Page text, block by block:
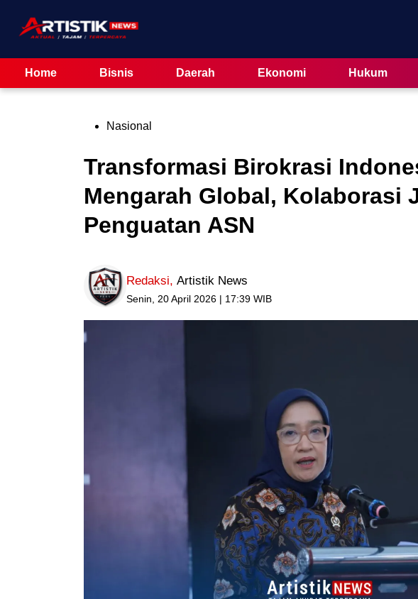
content
Home Bisnis Daerah Ekonomi Hukum
PostedNasional
Transformasi Birokrasi
Mengarah Global, Kolaborasi
Penguatan ASN
Redaksi, Artistik News
Senin, 20 April 2026 | 17:39 WIB